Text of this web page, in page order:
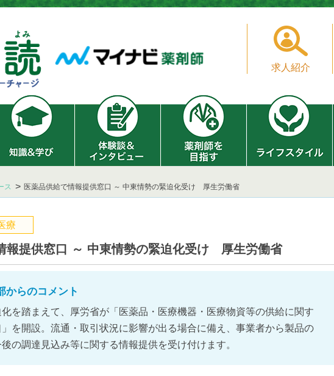
求人紹介
ス 医薬品供給で情報提供窓口 ～ 中東情勢の緊迫化受け 厚生労働省
療
報提供窓口 ～ 中東情勢の緊迫化受け 厚生労働省
らのコメント
を踏まえて、厚労省が「医薬品・医療機器・医療物資等の供給に関す
を開設。流通・取引状況に影響が出る場合に備え、事業者から製品の
の調達見込み等に関する情報提供を受け付けます。